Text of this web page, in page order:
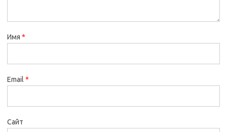
Имя *
Email *
Сайт